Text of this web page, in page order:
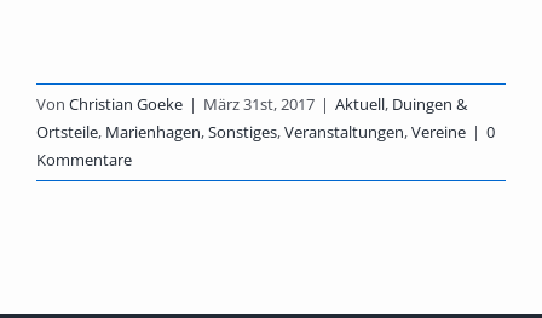
Von Christian Goeke | März 31st, 2017 | Aktuell, Duingen &
Ortsteile, Marienhagen,Sonstiges,Veranstaltungen,Vereine | 0
Kommentare